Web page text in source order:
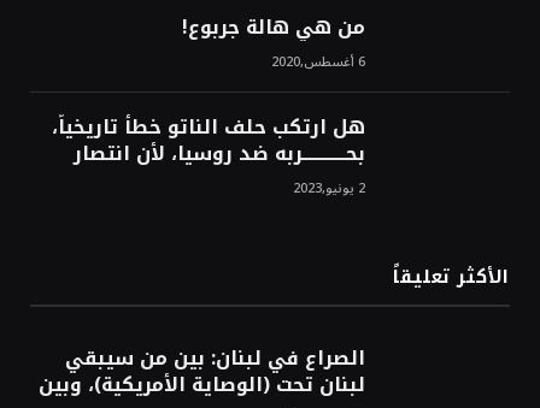
من هي هالة جربوع!
6 أغسطس,2020
هل ارتكب حلف الناتو خطأً تاريخياً،
بحــــــــــــربه ضد روسيا، لأن انتصار
روسيا الحتمي، سيفتت الناتو!محمد
محسن 2 يونيو,2023
الأكثر تعليقاً
الصراع في لبنان: بين من سيبقي
لبنان تحت (الوصاية الأمريكية)، وبين